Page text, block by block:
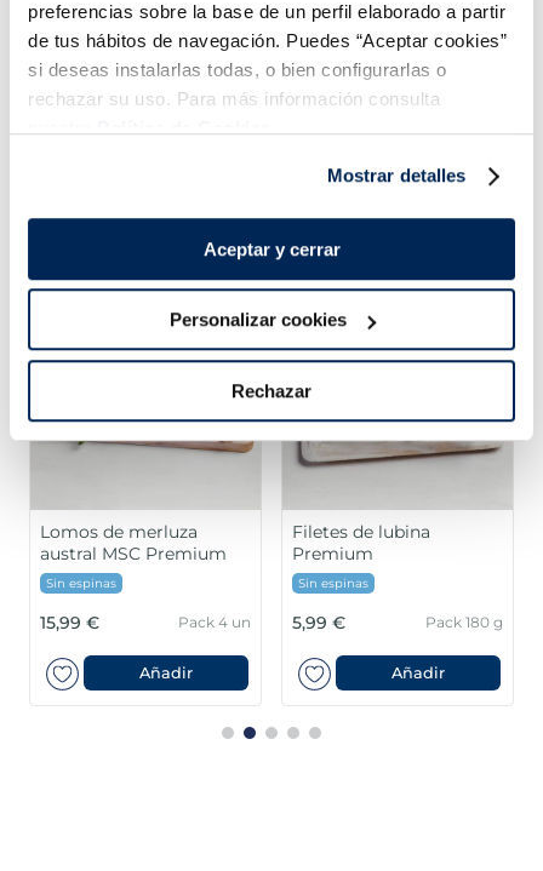
preferencias sobre la base de un perfil elaborado a partir
de tus hábitos de navegación. Puedes “Aceptar cookies”
si deseas instalarlas todas, o bien configurarlas o
rechazar su uso. Para más información consulta
Mostrar detalles
Aceptar y cerrar
Personalizar cookies
Rechazar
Añadir Añadir
¡Combínalo y hazte un menú de 10!
Lomos de merluza
austral MSC Premium
Sin espinas
15,99 € Pack 4 un
Añadir
Filetes de lubina
Premium
Sin espinas
5,99 € Pack 180 g
Añadir